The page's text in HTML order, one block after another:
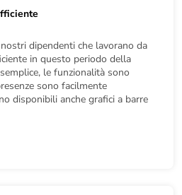
dipendenti che lavorano da
in questo periodo della
le funzionalità sono
sono facilmente
disponibili anche grafici a barre